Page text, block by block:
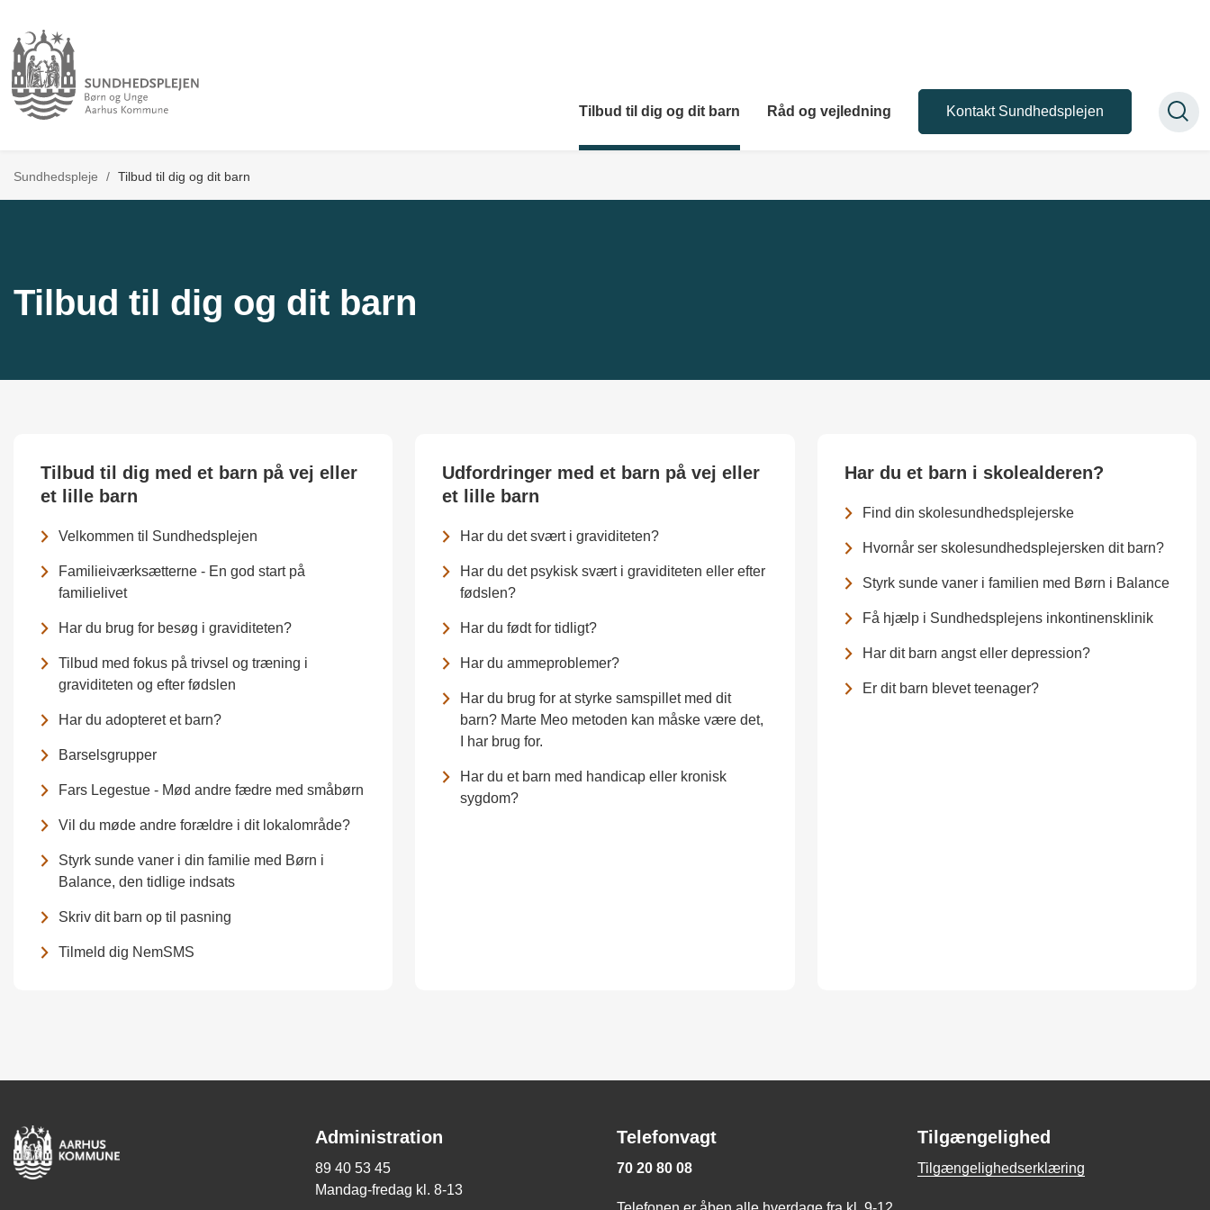
Tilbud til dig og dit barn Råd og vejledning Kontakt Sundhedsplejen
Sundhedspleje / Tilbud til dig og dit barn
Tilbud til dig og dit barn
Tilbud til dig med et barn på vej eller
et lille barn
Velkommen til Sundhedsplejen
Familieiværksætterne - En god start på
familielivet
Har du brug for besøg i graviditeten?
Tilbud med fokus på trivsel og træning i
graviditeten og efter fødslen
Har du adopteret et barn?
Barselsgrupper
Fars Legestue - Mød andre fædre med småbørn
Vil du møde andre forældre i dit lokalområde?
Styrk sunde vaner i din familie med Børn i
Balance, den tidlige indsats
Skriv dit barn op til pasning
Tilmeld dig NemSMS
Udfordringer med et barn på vej eller
et lille barn
Har du det svært i graviditeten?
Har du det psykisk svært i graviditeten eller efter
fødslen?
Har du født for tidligt?
Har du ammeproblemer?
Har du brug for at styrke samspillet med dit
barn? Marte Meo metoden kan måske være det,
I har brug for.
Har du et barn med handicap eller kronisk
sygdom?
Har du et barn i skolealderen?
Find din skolesundhedsplejerske
Hvornår ser skolesundhedsplejersken dit barn?
Styrk sunde vaner i familien med Børn i Balance
Få hjælp i Sundhedsplejens inkontinensklinik
Har dit barn angst eller depression?
Er dit barn blevet teenager?
Administration
89 40 53 45
Mandag-fredag kl. 8-13
Telefonvagt
70 20 80 08
Tilgængelighed
Tilgængelighedserklæring